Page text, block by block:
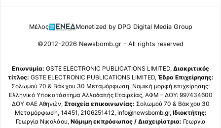
Μέλος Monetized by DPG Digital Media Group
©2012-2026 Newsbomb.gr - All rights reserved
Επωνυμία: GSTE ELECTRONIC PUBLICATIONS LIMITED, Διακριτικός
τίτλος: GSTE ELECTRONIC PUBLICATIONS LIMITED, Έδρα Επιχείρησης:
Σολωμού 70 & Βάκχου 30 Μεταμόρφωση, Νομική μορφή επιχείρησης:
Ελληνικό Υποκατάστημα Αλλοδαπής Εταιρείας, ΑΦΜ – ΔΟΥ: 997434600
ΔΟΥ ΦΑΕ Αθηνών, Στοιχεία επικοινωνίας: Σολωμού 70 & Βάκχου 30
Μεταμόρφωση, 14451, 2106251412, info@newsbomb.gr, Ιδιοκτήτης:
Γεωργία Νικολάου, Νόμιμη εκπρόσωπος / Διαχειρίστρια: Γεωργία